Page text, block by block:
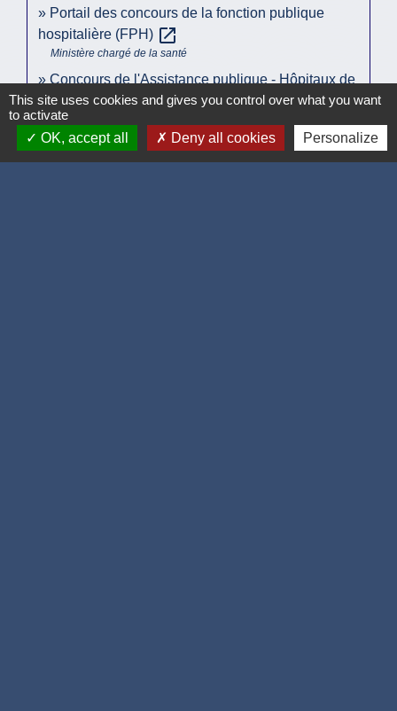
Portail des concours de la fonction publique
hospitalière (FPH) open_in_new
Ministère chargé de la santé
Concours de l'Assistance publique - Hôpitaux de
Paris (AP-HP)open_in_new
Assistance publique - Hôpitaux de Paris (AP-HP)
La grossesse peut-elle compromettre
l’admissibilité ou l’admission à un concours
This site uses cookies and gives you control over what you want
to activate
OK, accept all
Deny all cookies Personalize